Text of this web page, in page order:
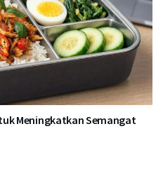
Meningkatkan Semangat